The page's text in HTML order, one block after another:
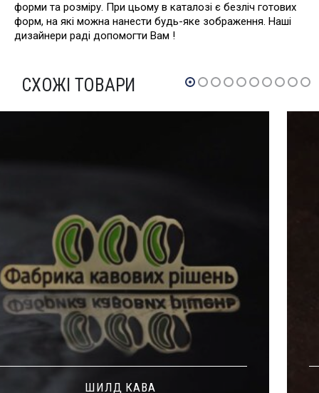
форми та розміру. При цьому в каталозі є безліч готових
форм, на які можна нанести будь-яке зображення. Наші
дизайнери раді допомогти Вам !
СХОЖІ ТОВАРИ
ШИЛД КАВА